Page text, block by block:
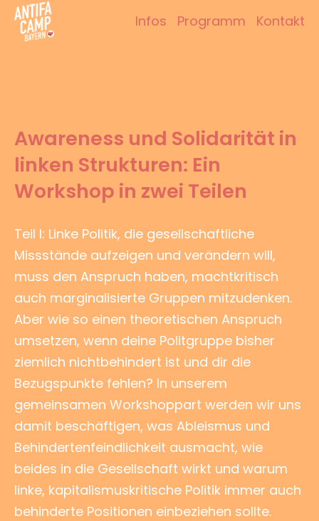
Zum
Inhalt
Infos Programm Kontakt
Awareness und Solidarität in
linken Strukturen: Ein
Workshop in zwei Teilen
Teil I: Linke Politik, die gesellschaftliche
Missstände aufzeigen und verändern will,
muss den Anspruch haben, machtkritisch
auch marginalisierte Gruppen mitzudenken.
Aber wie so einen theoretischen Anspruch
umsetzen, wenn deine Politgruppe bisher
ziemlich nichtbehindert ist und dir die
Bezugspunkte fehlen? In unserem
gemeinsamen Workshoppart werden wir uns
damit beschäftigen, was Ableismus und
Behindertenfeindlichkeit ausmacht, wie
beides in die Gesellschaft wirkt und warum
linke, kapitalismuskritische Politik immer auch
behinderte Positionen einbeziehen sollte.